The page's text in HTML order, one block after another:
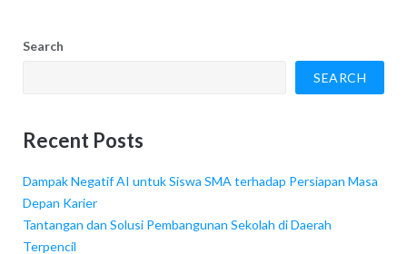
Search
SEARCH
Recent Posts
Dampak Negatif AI untuk Siswa SMA terhadap Persiapan Masa
Depan Karier
Tantangan dan Solusi Pembangunan Sekolah di Daerah
Terpencil